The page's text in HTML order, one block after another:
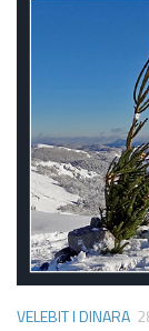
VELEBIT I DINARA